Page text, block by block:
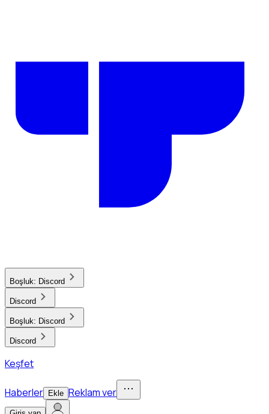
Boşluk: Discord
Discord
Boşluk: Discord
Discord
Keşfet
Haberler Ekle Reklam ver